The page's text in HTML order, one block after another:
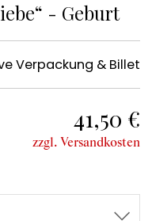
- Geburt
Verpackung & Billet
41,50 €
zzgl. Versandkosten